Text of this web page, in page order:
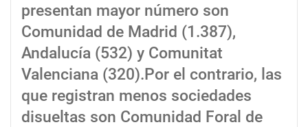
presentan mayor número son
Comunidad de Madrid (1.387),
Andalucía (532) y Comunitat
Valenciana (320).Por el contrario, las
que registran menos sociedades
disueltas son Comunidad Foral de